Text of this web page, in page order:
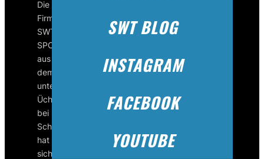
Die
Firma
SWT-
SPORTS
aus
dem
unterfränkischen
Üchtelhausen
bei
Schweinfurt
hat
sich
SWT BLOG
INSTAGRAM
FACEBOOK
YOUTUBE